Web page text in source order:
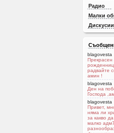
Радио
Малки
Дискусии
blagovesta
Прекрасен
радвайте
aмин !
blagovesta
Ден на
Господа
blagovesta
Привет,
няма ли
за какво
малко